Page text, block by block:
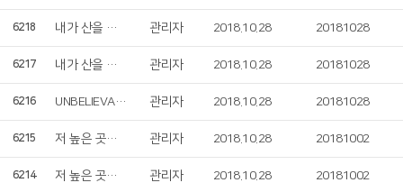
6218 내가 산을 향하여 관리자 2018.10.28 20181028
6217 내가 산을 향하여 관리자 2018.10.28 20181028
6216 UNBELIEVABLE LOVE 관리자 2018.10.28 20181028
6215 저 높은 곳을 향하여 관리자 2018.10.28 20181002
6214 저 높은 곳을 향하여 관리자 2018.10.28 20181002